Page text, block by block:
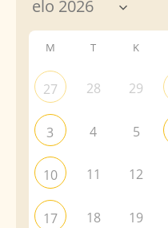
M T K
27 28 29
3 4 5
10 11 12
17 18 19